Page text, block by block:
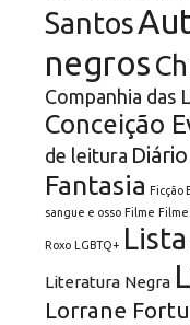
Santos
negros
Companhia das
Conceição
de leitura
Fantasia Ficção
sangue e osso Filme
Roxo LGBTQ+ Lista
Literatura Negra
Lorrane